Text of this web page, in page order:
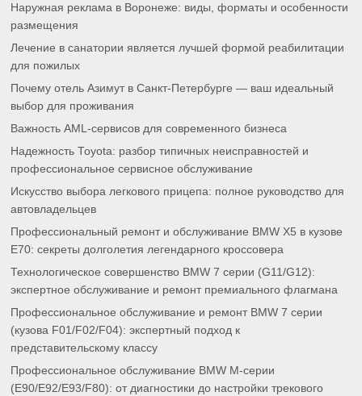
Наружная реклама в Воронеже: виды, форматы и особенности
размещения
Лечение в санатории является лучшей формой реабилитации
для пожилых
Почему отель Азимут в Санкт-Петербурге — ваш идеальный
выбор для проживания
Важность AML-сервисов для современного бизнеса
Надежность Toyota: разбор типичных неисправностей и
профессиональное сервисное обслуживание
Искусство выбора легкового прицепа: полное руководство для
автовладельцев
Профессиональный ремонт и обслуживание BMW X5 в кузове
E70: секреты долголетия легендарного кроссовера
Технологическое совершенство BMW 7 серии (G11/G12):
экспертное обслуживание и ремонт премиального флагмана
Профессиональное обслуживание и ремонт BMW 7 серии
(кузова F01/F02/F04): экспертный подход к
представительскому классу
Профессиональное обслуживание BMW M-серии
(E90/E92/E93/F80): от диагностики до настройки трекового